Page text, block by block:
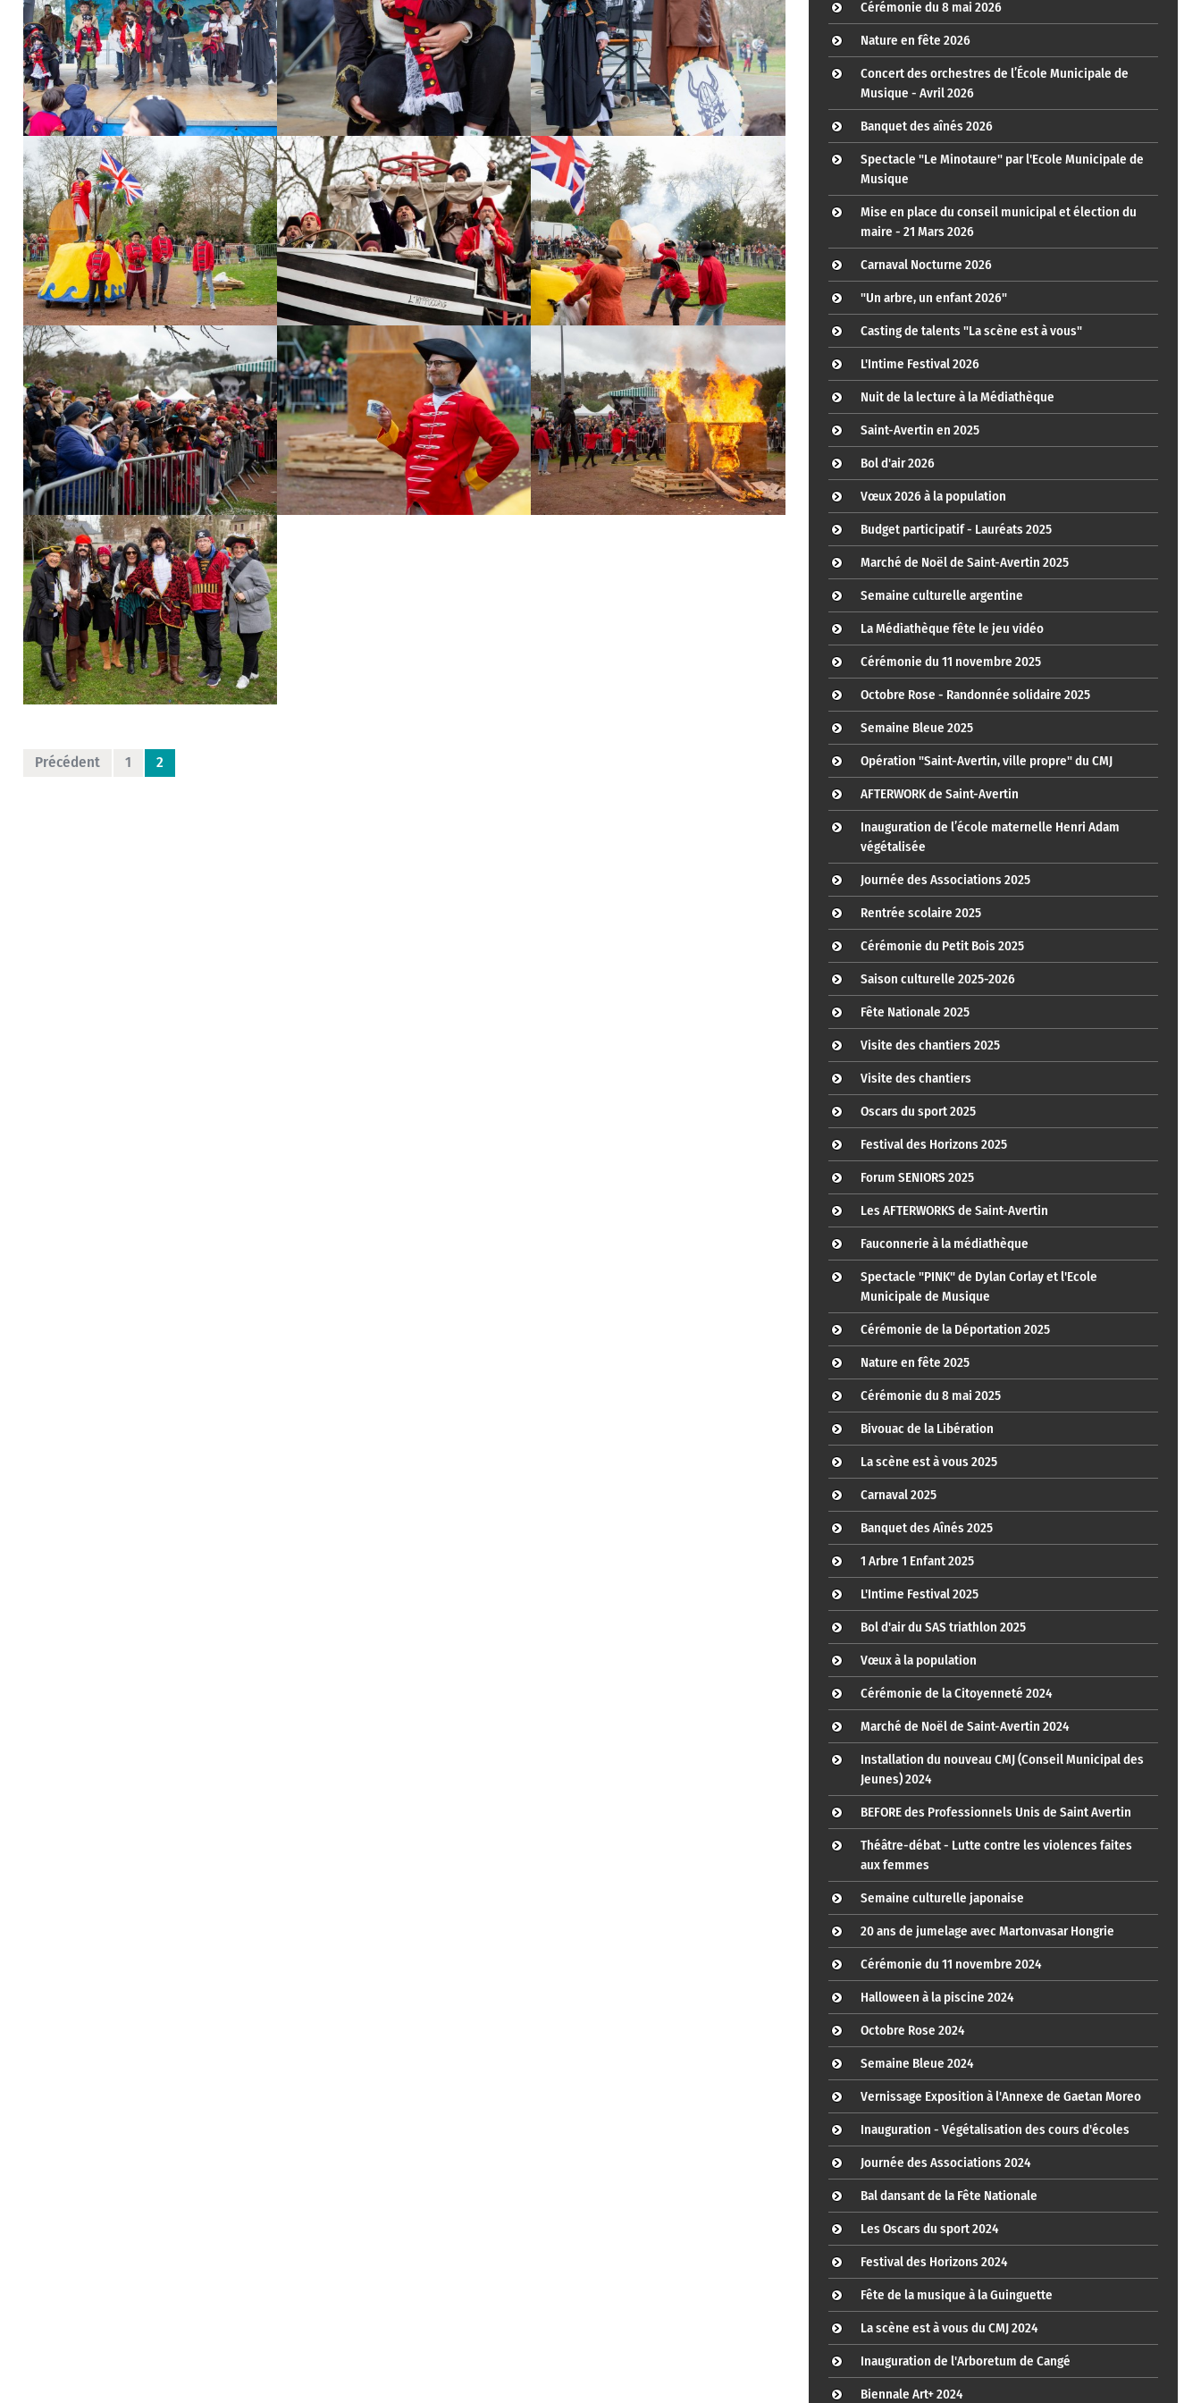
Précédent 1 2
Cérémonie du 8 mai 2026
Nature en fête 2026
Concert des orchestres de l’École Municipale de
Musique - Avril 2026
Banquet des aînés 2026
Spectacle "Le Minotaure" par l'Ecole Municipale de
Musique
Mise en place du conseil municipal et élection du
maire - 21 Mars 2026
Carnaval Nocturne 2026
"Un arbre, un enfant 2026"
Casting de talents "La scène est à vous"
L'Intime Festival 2026
Nuit de la lecture à la Médiathèque
Saint-Avertin en 2025
Bol d'air 2026
Vœux 2026 à la population
Budget participatif - Lauréats 2025
Marché de Noël de Saint-Avertin 2025
Semaine culturelle argentine
La Médiathèque fête le jeu vidéo
Cérémonie du 11 novembre 2025
Octobre Rose - Randonnée solidaire 2025
Semaine Bleue 2025
Opération "Saint-Avertin, ville propre" du CMJ
AFTERWORK de Saint-Avertin
Inauguration de l’école maternelle Henri Adam
végétalisée
Journée des Associations 2025
Rentrée scolaire 2025
Cérémonie du Petit Bois 2025
Saison culturelle 2025-2026
Fête Nationale 2025
Visite des chantiers 2025
Visite des chantiers
Oscars du sport 2025
Festival des Horizons 2025
Forum SENIORS 2025
Les AFTERWORKS de Saint-Avertin
Fauconnerie à la médiathèque
Spectacle "PINK" de Dylan Corlay et l'Ecole
Municipale de Musique
Cérémonie de la Déportation 2025
Nature en fête 2025
Cérémonie du 8 mai 2025
Bivouac de la Libération
La scène est à vous 2025
Carnaval 2025
Banquet des Aînés 2025
1 Arbre 1 Enfant 2025
L'Intime Festival 2025
Bol d'air du SAS triathlon 2025
Vœux à la population
Cérémonie de la Citoyenneté 2024
Marché de Noël de Saint-Avertin 2024
Installation du nouveau CMJ (Conseil Municipal des
Jeunes) 2024
BEFORE des Professionnels Unis de Saint Avertin
Théâtre-débat - Lutte contre les violences faites
aux femmes
Semaine culturelle japonaise
20 ans de jumelage avec Martonvasar Hongrie
Cérémonie du 11 novembre 2024
Halloween à la piscine 2024
Octobre Rose 2024
Semaine Bleue 2024
Vernissage Exposition à l'Annexe de Gaetan Moreo
Inauguration - Végétalisation des cours d'écoles
Journée des Associations 2024
Bal dansant de la Fête Nationale
Les Oscars du sport 2024
Festival des Horizons 2024
Fête de la musique à la Guinguette
La scène est à vous du CMJ 2024
Inauguration de l'Arboretum de Cangé
Biennale Art+ 2024